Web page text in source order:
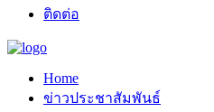
ติดต่อ
Home
ข่าวประชาสัมพันธ์